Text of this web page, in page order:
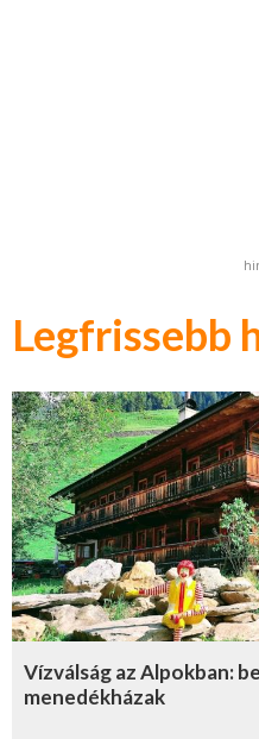
Legfrissebb
Vízválság az Alpokban:
menedékházak